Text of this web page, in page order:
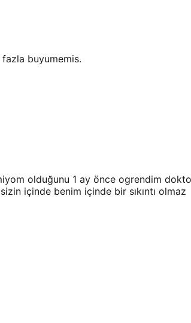
buyumemis.
olduğunu 1 ay önce ogrendim
içinde benim içinde bir sıkıntı olmaz